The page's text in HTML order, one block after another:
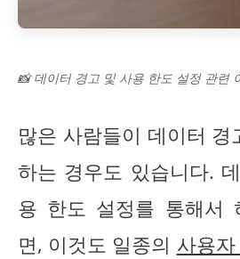
📸 데이터 경고 및 사용 한도 설정 관련
많은 사람들이 데이터
하는 경우도 있습니다.
용 한도 설정를 통해서
면, 이것도 일종의 사용